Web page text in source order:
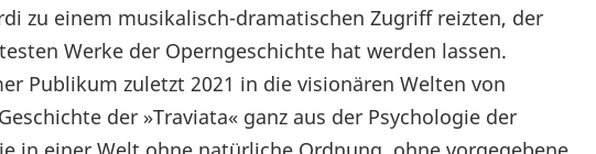
zu einem musikalisch-dramatischen Zugriff reizten, der
Werke der Operngeschichte hat werden lassen.
Publikum zuletzt 2021 in die visionären Welten von
der »Traviata« ganz aus der Psychologie der